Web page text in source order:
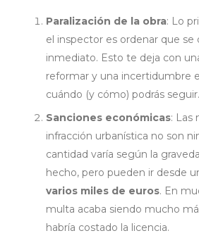
Paralización de la obra: Lo
el inspector es ordenar que
inmediato. Esto te deja con
reformar y una incertidumbre
cuándo (y cómo) podrás seguir.
Sanciones económicas: Las
infracción urbanística no son
cantidad varía según la
hecho, pero pueden ir desde
varios miles de euros. En
multa acaba siendo mucho
habría costado la licencia.